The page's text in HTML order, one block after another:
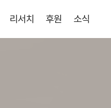
리서치 후원 소식